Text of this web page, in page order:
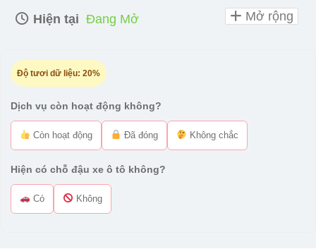
Hiện tại Đang Mở
Độ tươi dữ liệu: 20%
Dịch vụ còn hoạt động không?
Còn hoạt động Đã đóng Không chắc
Hiện có chỗ đậu xe ô tô không?
Có Không
Mở rộng